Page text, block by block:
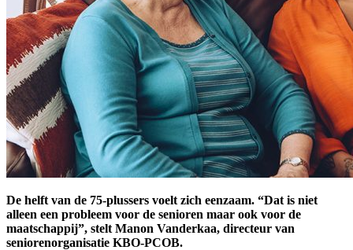
De helft van de 75-plussers voelt zich eenzaam. “Dat is niet
alleen een probleem voor de senioren maar ook voor de
maatschappij”, stelt Manon Vanderkaa, directeur van
seniorenorganisatie KBO-PCOB.